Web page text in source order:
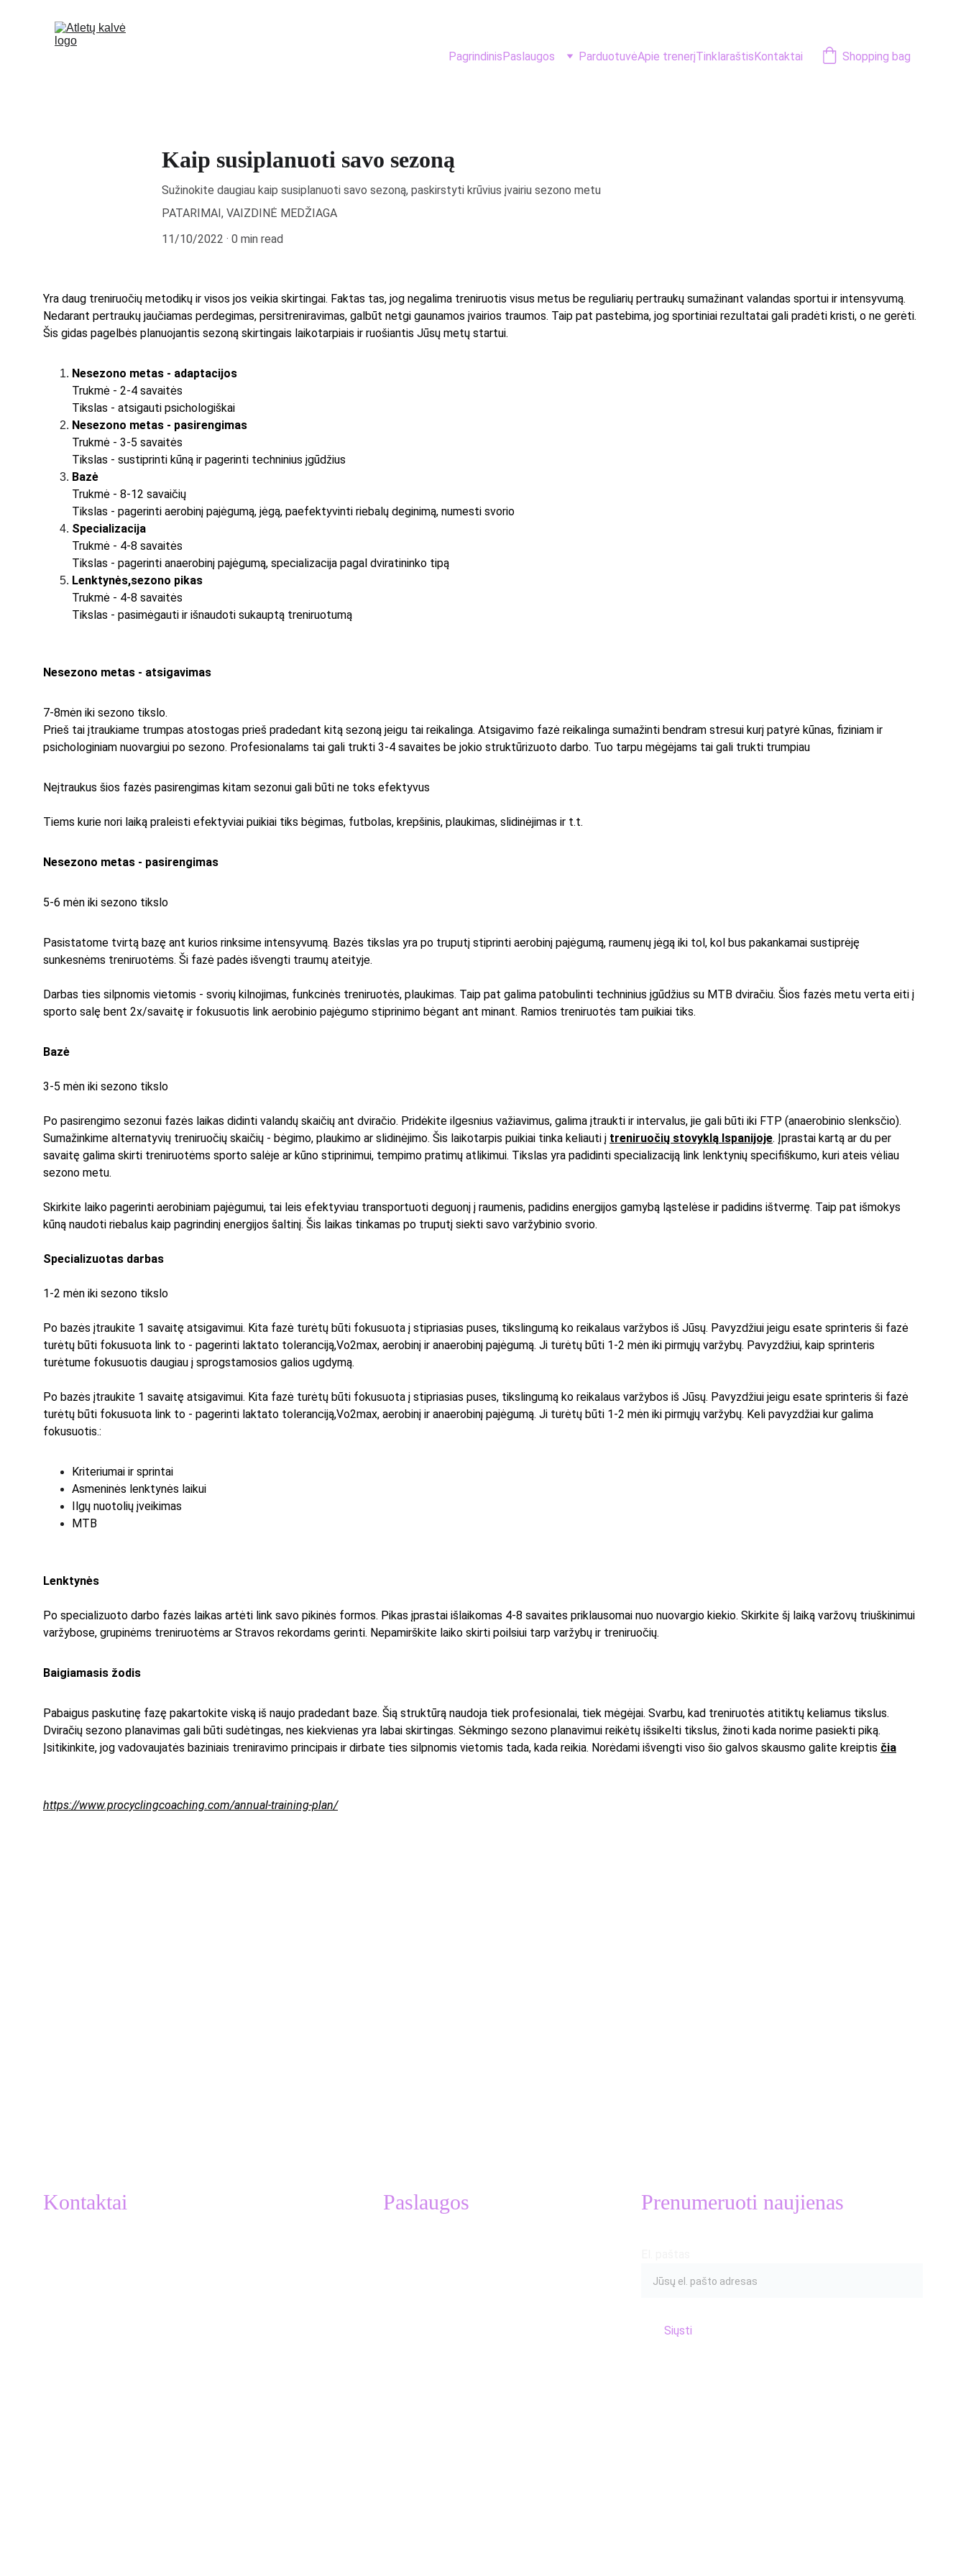
PagrindinisPaslaugos ParduotuvėApie trenerįTinklaraštisKontaktai Shopping bag
Kaip susiplanuoti savo sezoną
Sužinokite daugiau kaip susiplanuoti savo sezoną, paskirstyti krūvius įvairiu sezono metu
PATARIMAI, VAIZDINĖ MEDŽIAGA
11/10/2022
0 min read
Yra daug treniruočių metodikų ir visos jos veikia skirtingai. Faktas tas, jog negalima treniruotis visus metus be reguliarių pertraukų sumažinant valandas sportui ir intensyvumą.
Nedarant pertraukų jaučiamas perdegimas, persitreniravimas, galbūt netgi gaunamos įvairios traumos. Taip pat pastebima, jog sportiniai rezultatai gali pradėti kristi, o ne gerėti.
Šis gidas pagelbės planuojantis sezoną skirtingais laikotarpiais ir ruošiantis Jūsų metų startui.
Nesezono metas - adaptacijos
Trukmė - 2-4 savaitės
Tikslas - atsigauti psichologiškai
Nesezono metas - pasirengimas
Trukmė - 3-5 savaitės
Tikslas - sustiprinti kūną ir pagerinti techninius įgūdžius
Bazė
Trukmė - 8-12 savaičių
Tikslas - pagerinti aerobinį pajėgumą, jėgą, paefektyvinti riebalų deginimą, numesti svorio
Specializacija
Trukmė - 4-8 savaitės
Tikslas - pagerinti anaerobinį pajėgumą, specializacija pagal dviratininko tipą
Lenktynės,sezono pikas
Trukmė - 4-8 savaitės
Tikslas - pasimėgauti ir išnaudoti sukauptą treniruotumą
Nesezono metas - atsigavimas
7-8mėn iki sezono tikslo.
Prieš tai įtraukiame trumpas atostogas prieš pradedant kitą sezoną jeigu tai reikalinga. Atsigavimo fazė reikalinga sumažinti bendram stresui kurį patyrė kūnas, fiziniam ir
psichologiniam nuovargiui po sezono. Profesionalams tai gali trukti 3-4 savaites be jokio struktūrizuoto darbo. Tuo tarpu mėgėjams tai gali trukti trumpiau
Neįtraukus šios fazės pasirengimas kitam sezonui gali būti ne toks efektyvus
Tiems kurie nori laiką praleisti efektyviai puikiai tiks bėgimas, futbolas, krepšinis, plaukimas, slidinėjimas ir t.t.
Nesezono metas - pasirengimas
5-6 mėn iki sezono tikslo
Pasistatome tvirtą bazę ant kurios rinksime intensyvumą. Bazės tikslas yra po truputį stiprinti aerobinį pajėgumą, raumenų jėgą iki tol, kol bus pakankamai sustiprėję
sunkesnėms treniruotėms. Ši fazė padės išvengti traumų ateityje.
Darbas ties silpnomis vietomis - svorių kilnojimas, funkcinės treniruotės, plaukimas. Taip pat galima patobulinti techninius įgūdžius su MTB dviračiu. Šios fazės metu verta eiti į
sporto salę bent 2x/savaitę ir fokusuotis link aerobinio pajėgumo stiprinimo bėgant ant minant. Ramios treniruotės tam puikiai tiks.
Bazė
3-5 mėn iki sezono tikslo
Po pasirengimo sezonui fazės laikas didinti valandų skaičių ant dviračio. Pridėkite ilgesnius važiavimus, galima įtraukti ir intervalus, jie gali būti iki FTP (anaerobinio slenksčio).
Sumažinkime alternatyvių treniruočių skaičių - bėgimo, plaukimo ar slidinėjimo. Šis laikotarpis puikiai tinka keliauti į treniruočių stovyklą Ispanijoje. Įprastai kartą ar du per
savaitę galima skirti treniruotėms sporto salėje ar kūno stiprinimui, tempimo pratimų atlikimui. Tikslas yra padidinti specializaciją link lenktynių specifiškumo, kuri ateis vėliau
sezono metu.
Skirkite laiko pagerinti aerobiniam pajėgumui, tai leis efektyviau transportuoti deguonį į raumenis, padidins energijos gamybą ląstelėse ir padidins ištvermę. Taip pat išmokys
kūną naudoti riebalus kaip pagrindinį energijos šaltinį. Šis laikas tinkamas po truputį siekti savo varžybinio svorio.
Specializuotas darbas
1-2 mėn iki sezono tikslo
Po bazės įtraukite 1 savaitę atsigavimui. Kita fazė turėtų būti fokusuota į stipriasias puses, tikslingumą ko reikalaus varžybos iš Jūsų. Pavyzdžiui jeigu esate sprinteris ši fazė
turėtų būti fokusuota link to - pagerinti laktato toleranciją,Vo2max, aerobinį ir anaerobinį pajėgumą. Ji turėtų būti 1-2 mėn iki pirmųjų varžybų. Pavyzdžiui, kaip sprinteris
turėtume fokusuotis daugiau į sprogstamosios galios ugdymą.
Po bazės įtraukite 1 savaitę atsigavimui. Kita fazė turėtų būti fokusuota į stipriasias puses, tikslingumą ko reikalaus varžybos iš Jūsų. Pavyzdžiui jeigu esate sprinteris ši fazė
turėtų būti fokusuota link to - pagerinti laktato toleranciją,Vo2max, aerobinį ir anaerobinį pajėgumą. Ji turėtų būti 1-2 mėn iki pirmųjų varžybų. Keli pavyzdžiai kur galima
fokusuotis.:
Kriteriumai ir sprintai
Asmeninės lenktynės laikui
Ilgų nuotolių įveikimas
MTB
Lenktynės
Po specializuoto darbo fazės laikas artėti link savo pikinės formos. Pikas įprastai išlaikomas 4-8 savaites priklausomai nuo nuovargio kiekio. Skirkite šį laiką varžovų triuškinimui
varžybose, grupinėms treniruotėms ar Stravos rekordams gerinti. Nepamirškite laiko skirti poilsiui tarp varžybų ir treniruočių.
Baigiamasis žodis
Pabaigus paskutinę fazę pakartokite viską iš naujo pradedant baze. Šią struktūrą naudoja tiek profesionalai, tiek mėgėjai. Svarbu, kad treniruotės atitiktų keliamus tikslus.
Dviračių sezono planavimas gali būti sudėtingas, nes kiekvienas yra labai skirtingas. Sėkmingo sezono planavimui reikėtų išsikelti tikslus, žinoti kada norime pasiekti piką.
Įsitikinkite, jog vadovaujatės baziniais treniravimo principais ir dirbate ties silpnomis vietomis tada, kada reikia. Norėdami išvengti viso šio galvos skausmo galite kreiptis čia
https://www.procyclingcoaching.com/annual-training-plan/
Kontaktai Prenumeruoti naujienas
Siųsti
Paslaugos